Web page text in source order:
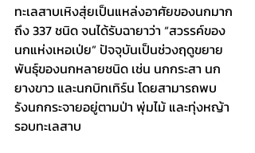
ทะเลสาบเหิงสุ่ยเป็นแหล่งอาศัยของนกมาก
ถึง 337 ชนิด จนได้รับฉายาว่า “สวรรค์ของ
นกแห่งเหอเป่ย” ปัจจุบันเป็นช่วงฤดูขยาย
พันธุ์ของนกหลายชนิด เช่น นกกระสา นก
ยางขาว และนกบิทเทิร์น โดยสามารถพบ
รังนกกระจายอยู่ตามป่า พุ่มไม้ และทุ่งหญ้า
รอบทะเลสาบ